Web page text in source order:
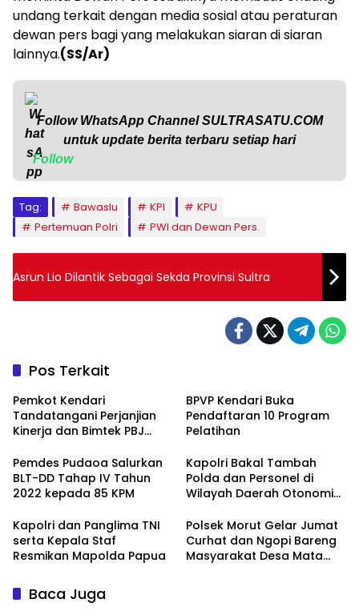
undang terkait dengan media sosial atau peraturan
dewan pers bagi yang melakukan siaran di siaran
lainnya.(SS/Ar)
Follow WhatsApp ChannelSULTRASATU.COM
untuk update berita terbaru setiap hari
Follow
Tag: Bawaslu KPI
KPU
Pertemuan Polri
PWI dan Dewan Pers.
Asrun Lio Dilantik Sebagai Sekda Provinsi Sultra
Pos Terkait
Pemkot Kendari
Tandatangani Perjanjian
Kinerja dan Bimtek PBJ
BPVP Kendari Buka
Pendaftaran 10 Program
Pelatihan
Pemdes Pudaoa Salurkan
BLT-DD Tahap IV Tahun
2022 kepada 85 KPM
Kapolri Bakal Tambah
Polda dan Personel di
Wilayah Daerah Otonomi
Kapolri dan Panglima TNI
serta Kepala Staf
Resmikan Mapolda Papua
Polsek Morut Gelar Jumat
Curhat dan Ngopi Bareng
Masyarakat Desa Mata
Baca Juga